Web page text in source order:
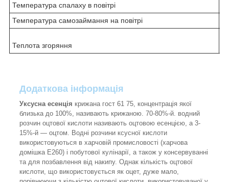
Температура спалаху в повітрі
Температура самозаймання на повітрі
Теплота згоряння
Додаткова інформація
Уксусна есенція крижана гост 61 75, концентрація якої
близька до 100%, називають крижаною. 70-80%-й. водний
розчин оцтової кислоти називають оцтовою есенцією, а 3-
15%-й — оцтом. Водні розчини ксусної кислоти
використовуються в харчовій промисловості (харчова
домішка E260) і побутової кулінарії, а також у консервуванні
та для позбавлення від накипу. Однак кількість оцтової
кислоти, що використовується як оцет, дуже мало,